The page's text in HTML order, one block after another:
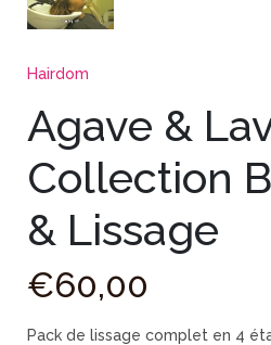
Hairdom
Agave &
Collection
& Lissage
€60,00
Pack de lissage complet en 4